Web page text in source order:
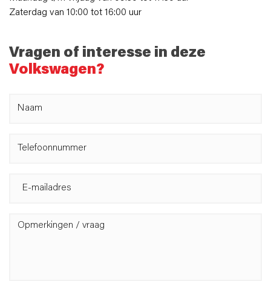
Zaterdag van 10:00 tot 16:00 uur
Vragen of interesse in deze
Volkswagen?